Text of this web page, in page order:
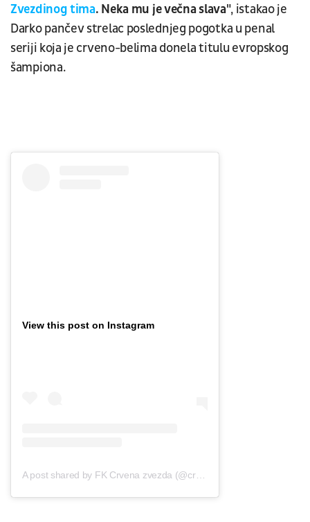
Zvezdinog tima. Neka mu je večna slava", istakao je
Darko pančev strelac poslednjeg pogotka u penal
seriji koja je crveno-belima donela titulu evropskog
šampiona.
View this post on Instagram